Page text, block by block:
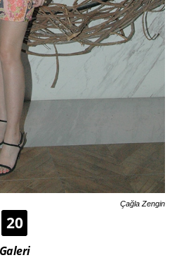
Çağla Zengin
20
Galeri